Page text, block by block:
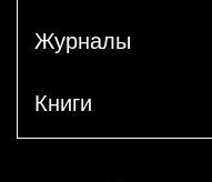
Журналы
Книги